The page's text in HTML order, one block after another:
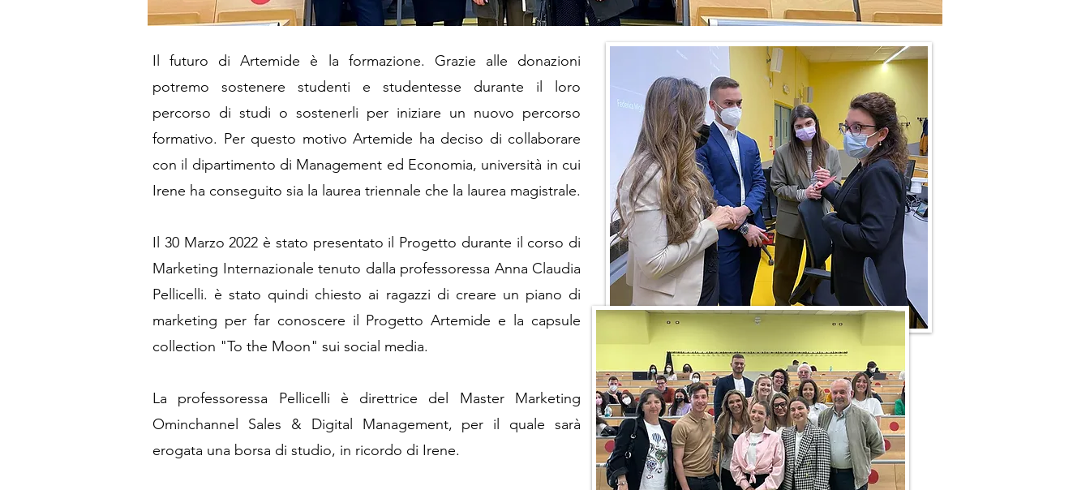
Il futuro di Artemide è la formazione. Grazie alle donazioni
potremo sostenere studenti e studentesse durante il loro
percorso di studi o sostenerli per iniziare un nuovo percorso
formativo. Per questo motivo Artemide ha deciso di collaborare
con il dipartimento di Management ed Economia, università in cui
Irene ha conseguito sia la laurea triennale che la laurea magistrale.
Il 30 Marzo 2022 è stato presentato il Progetto durante il corso di
Marketing Internazionale tenuto dalla professoressa Anna Claudia
Pellicelli. è stato quindi chiesto ai ragazzi di creare un piano di
marketing per far conoscere il Progetto Artemide e la capsule
collection "To the Moon" sui social media.
La professoressa Pellicelli è direttrice del Master Marketing
Ominchannel Sales & Digital Management, per il quale sarà
erogata una borsa di studio, in ricordo di Irene.